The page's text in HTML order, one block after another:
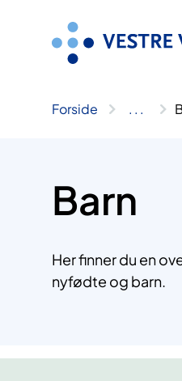
Forside .. .
Barn
Her finner du en
nyfødte og barn.